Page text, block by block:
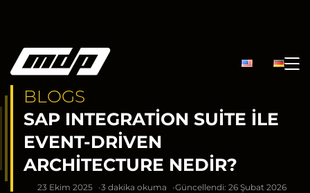
BLOGS
SAP INTEGRATION SUITE ILE
EVENT-DRIVEN
ARCHITECTURE NEDIR?
23 Ekim 2025 3 dakika okuma Güncellendi: 26 Şubat 2026